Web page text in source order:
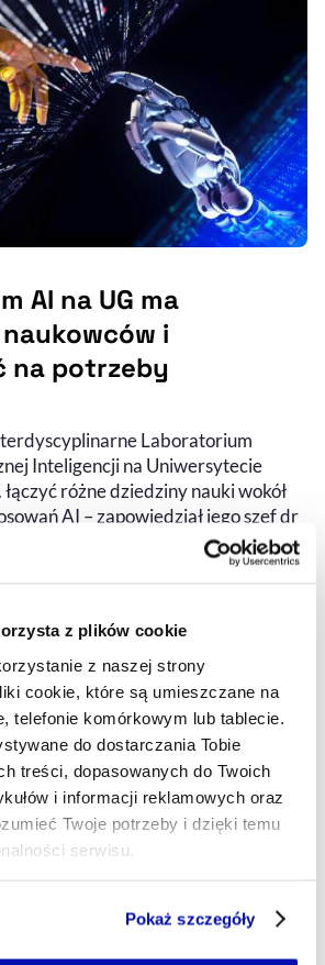
z plików cookie
z naszej strony
cookie, które są umieszczane na
telefonie komórkowym lub tablecie.
do dostarczania Tobie
treści, dopasowanych do Twoich
i informacji reklamowych oraz
Twoje potrzeby i dzięki temu
serwisu.
zgody na zapisywanie plików cookie,
Pokaż szczegóły
AI na UG ma
i
na potrzeby
Laboratorium
Inteligencji na Uniwersytecie
różne dziedziny nauki wokół
AI – zapowiedział jego szef dr
UG. Jego zdaniem AI stanowi